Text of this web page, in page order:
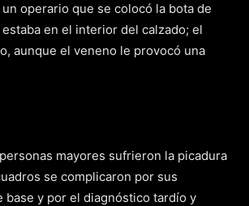
operario que se colocó la bota de
en el interior del calzado; el
aunque el veneno le provocó una
mayores sufrieron la picadura
se complicaron por sus
base y por el diagnóstico tardío y